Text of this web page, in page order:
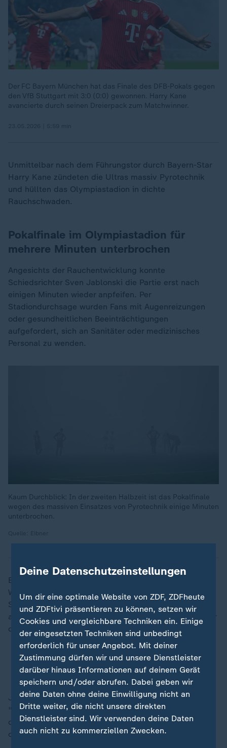
Der FC Bayern München hat das Finale des DFB-Pokals gegen
den VfB Stuttgart mit 3:0 (0:0) gewonnen. Harry Kane
avancierte durch seinen Dreierpack zum Matchwinner.
Unmittelbar nach dem Führungstor durch Bayern-Star
Harry Kane zündeten die Ultras massiv Pyrotechnik
und hüllten das Olympiastadion in dichte
Rauchschwaden.
Pokalfinale im Olympiastadion für
mehrere Minuten unterbrochen
Angesichts der Rauchentwicklung konnte
Schiedsrichter Sven Jablonski die Partie erst nach
einigen Minuten wieder anpfeifen. Per
Stadiondurchsage wurden Fans mit Augenreizungen
oder gesundheitlichen Beeinträchtigungen
aufgefordert, sich an Sanitäter oder medizinisches
Personal zu wenden.
Kaum Durchblick: In der zweiten Halbzeit ist das Pokalfinale
wegen des massiven Einsatzes von Pyrotechnik einige Minuten
unterbrochen.
Ein riesiges Banner mit einem durchgestrichenen DFB-
Wappen wanderte zuvor einmal um den Unterring des
Stadions. Weitere Spruchbänder richteten sich unter
anderem gegen die Ticketpreise beim Pokalfinale oder
die Innenministerkonferenz.
Hoeneß: "Haben 60 Minuten ein tolles Spiel
gemacht"
Jeweils ein Banner in beiden Kurven mit der Aufschrift:
"Große Rivalen sind sich einig", machte deutlich, dass
die Aktion zwischen den Ultras beider Klubs
offensichtlich abgestimmt war.
Deine Datenschutzeinstellungen
Um dir eine optimale Website von ZDF, ZDFheute
und ZDFtivi präsentieren zu können, setzen wir
Cookies und vergleichbare Techniken ein. Einige
der eingesetzten Techniken sind unbedingt
erforderlich für unser Angebot. Mit deiner
Zustimmung dürfen wir und unsere Dienstleister
darüber hinaus Informationen auf deinem Gerät
speichern und/oder abrufen. Dabei geben wir
deine Daten ohne deine Einwilligung nicht an
Dritte weiter, die nicht unsere direkten
Dienstleister sind. Wir verwenden deine Daten
auch nicht zu kommerziellen Zwecken.